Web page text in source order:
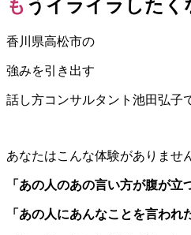
もうイライラした
香川県高松市の
強みを引き出す
話し方コンサルタント池田弘子
あなたはこんな体験がありませ
「あの人のあの言い方が腹が立
「あの人にあんなことを言われ